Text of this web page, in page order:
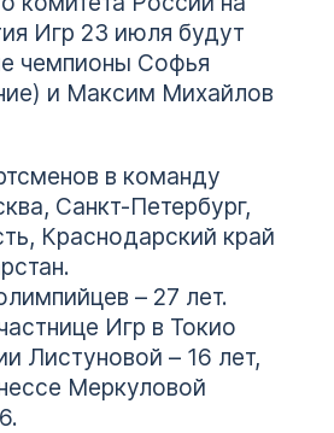
Игр 23 июля будут
чемпионы Софья
и Максим Михайлов
в команду
Санкт-Петербург,
Краснодарский край
– 27 лет.
Игр в Токио
Листуновой – 16 лет,
Меркуловой